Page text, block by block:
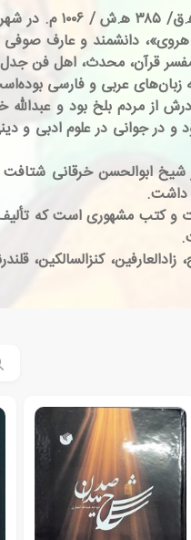
هروی»، دانشمند و عارف
که به عنوان مفسر قرآن،
عربی و فارسی
از مردم بلخ بود و
و در جوانی در علوم ادبی
شیخ ابوالحسن خرقانی
داشت.
کتب مشهوری است که
کنزالسالکین،